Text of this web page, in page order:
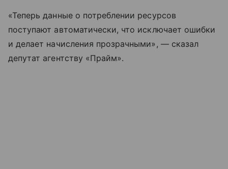
«Теперь данные о потреблении ресурсов
поступают автоматически, что исключает ошибки
и делает начисления прозрачными», — сказал
депутат агентству «Прайм».